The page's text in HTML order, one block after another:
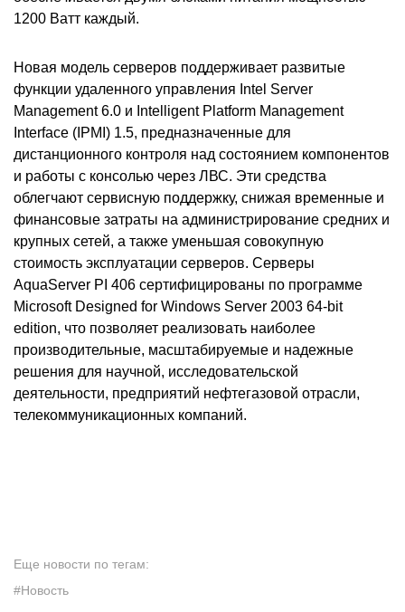
1200 Ватт каждый.
Новая модель серверов поддерживает развитые
функции удаленного управления Intel Server
Management 6.0 и Intelligent Platform Management
Interface (IPMI) 1.5, предназначенные для
дистанционного контроля над состоянием компонентов
и работы с консолью через ЛВС. Эти средства
облегчают сервисную поддержку, снижая временные и
финансовые затраты на администрирование средних и
крупных сетей, а также уменьшая совокупную
стоимость эксплуатации серверов. Серверы
AquaServer PI 406 сертифицированы по программе
Microsoft Designed for Windows Server 2003 64-bit
edition, что позволяет реализовать наиболее
производительные, масштабируемые и надежные
решения для научной, исследовательской
деятельности, предприятий нефтегазовой отрасли,
телекоммуникационных компаний.
Еще новости по тегам:
#Новость